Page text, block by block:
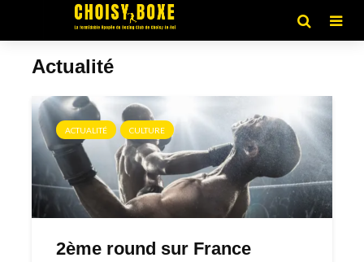
Actualité
ACTUALITÉ CULTURE
2ème round sur France